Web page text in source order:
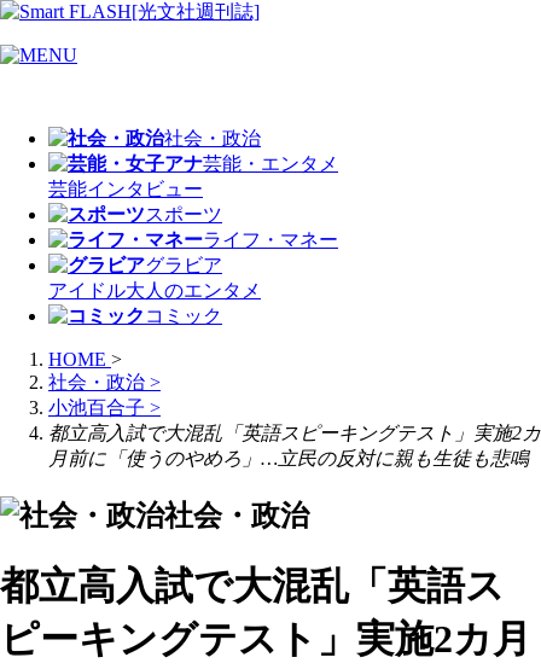
社会・政治
芸能・エンタメ
芸能インタビュー
スポーツ
ライフ・マネー
グラビア
アイドル大人のエンタメ
コミック
HOME >
社会・政治 >
小池百合子 >
都立高入試で大混乱「英語スピーキングテスト」実施2カ
月前に「使うのやめろ」…立民の反対に親も生徒も悲鳴
社会・政治
都立高入試で大混乱「英語ス
ピーキングテスト」実施2カ月